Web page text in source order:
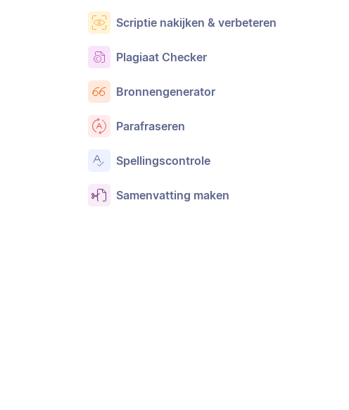
Scriptie nakijken & verbeteren
Plagiaat Checker
Bronnengenerator
Parafraseren
Spellingscontrole
Samenvatting maken